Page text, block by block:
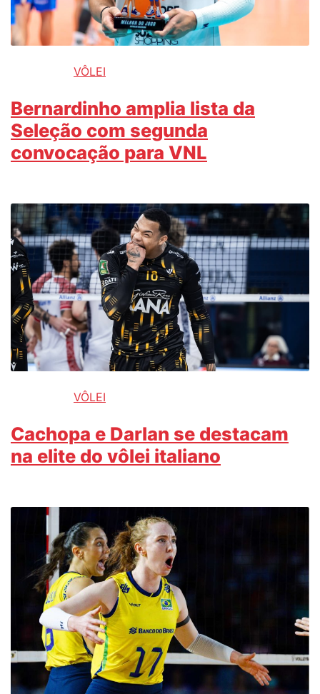
VÔLEI
Bernardinho amplia lista da
Seleção com segunda
convocação para VNL
VÔLEI
Cachopa e Darlan se destacam
na elite do vôlei italiano